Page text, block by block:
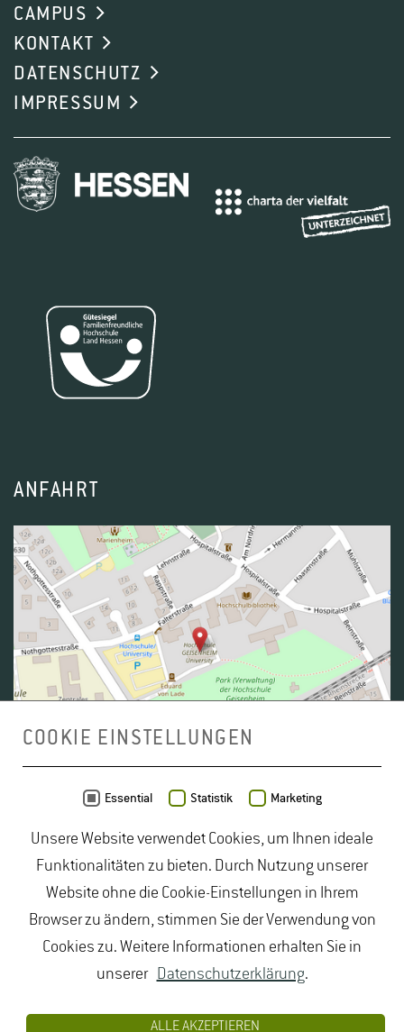
CAMPUS
KONTAKT
DATENSCHUTZ
IMPRESSUM
ANFAHRT
OpenStreetMap - Veröffentlicht unterODbL
duales Studium Gartenbau| Gartenbau Studium|
Lebensmittelrecht Studium|Lebensmittelsicherheit
Studium| Naturschutz Studium|Oenologie
Studium| Studiengang Logistik|Studiengänge
Lebensmittel |Studiengänge Natur| Studiengänge
Studium Landschaftsarchitektur
COOKIE EINSTELLUNGEN
Essential Statistik Marketing
Unsere Website verwendet Cookies, um Ihnen ideale
Funktionalitäten zu bieten. Durch Nutzung unserer
Website ohne die Cookie-Einstellungen in Ihrem
Browser zu ändern, stimmen Sie der Verwendung von
Cookies zu. Weitere Informationen erhalten Sie in
unserer Datenschutzerklärung.
ALLE AKZEPTIEREN